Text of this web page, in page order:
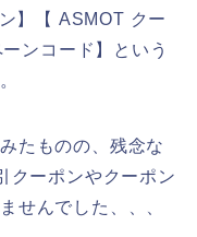
】【 ASMOT クー
ンコード】という
たものの、残念な
クーポンやクーポン
せんでした、、、